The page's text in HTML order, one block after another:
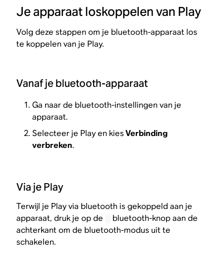
Je apparaat loskoppelen van Play
Volg deze stappen om je bluetooth-apparaat los
te koppelen van je Play.
Vanaf je bluetooth-apparaat
Ga naar de bluetooth-instellingen van je
apparaat.
Selecteer je Play en kiesVerbinding
verbreken.
Via je Play
Terwijl je Play via bluetooth is gekoppeld aan je
apparaat, druk je op de
bluetooth-knop aan de
achterkant om de bluetooth-modus uit te
schakelen.